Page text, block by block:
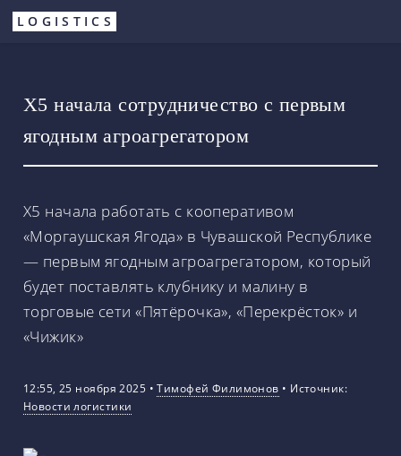
Перейти
LOGISTICS
Х5 начала сотрудничество с первым
ягодным агроагрегатором
X5 начала работать с кооперативом
«Моргаушская Ягода» в Чувашской Республике
— первым ягодным агроагрегатором, который
будет поставлять клубнику и малину в
торговые сети «Пятёрочка», «Перекрёсток» и
«Чижик»
12:55, 25 ноября 2025 •Тимофей Филимонов • Источник:
Новости логистики